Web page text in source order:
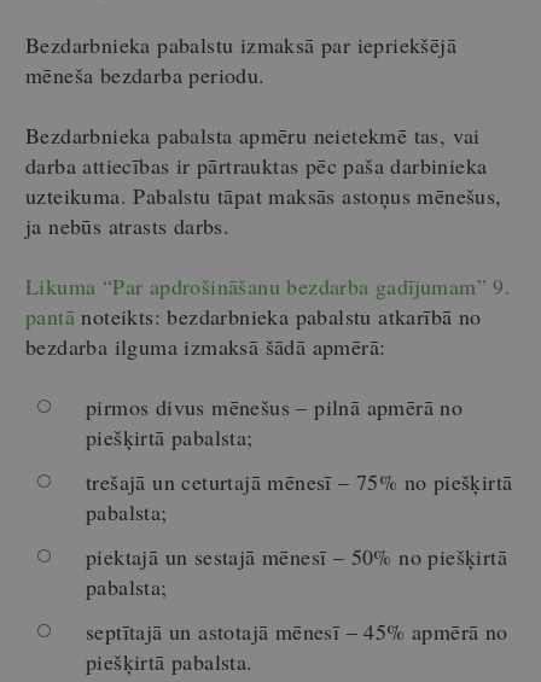
Bezdarbnieka pabalstu izmaksā par iepriekšējā
mēneša bezdarba periodu.
Bezdarbnieka pabalsta apmēru neietekmē tas, vai
darba attiecības ir pārtrauktas pēc paša darbinieka
uzteikuma. Pabalstu tāpat maksās astoņus mēnešus,
ja nebūs atrasts darbs.
Likuma “Par apdrošināšanu bezdarba gadījumam” 9.
pantā noteikts: bezdarbnieka pabalstu atkarībā no
bezdarba ilguma izmaksā šādā apmērā:
pirmos divus mēnešus – pilnā apmērā no
piešķirtā pabalsta;
trešajā un ceturtajā mēnesī – 75% no piešķirtā
pabalsta;
piektajā un sestajā mēnesī – 50% no piešķirtā
pabalsta;
septītajā un astotajā mēnesī – 45% apmērā no
piešķirtā pabalsta.